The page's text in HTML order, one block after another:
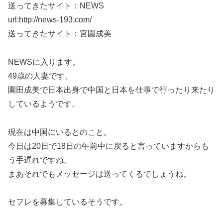
送ってきたサイト：NEWS
url:http://news-193.com/
送ってきたサイト：宮園成美
NEWSに入ります。
49歳の人妻です、
園田成美で日本出身で中国と日本を仕事で行ったり来たり
しているようです。
現在は中国にいるとのこと。
今日は20日で18日の午前中に戻ると言っていますからも
う手遅れですね。
まあそれでもメッセージは送ってくるでしょうね。
セフレを募集しているそうです。